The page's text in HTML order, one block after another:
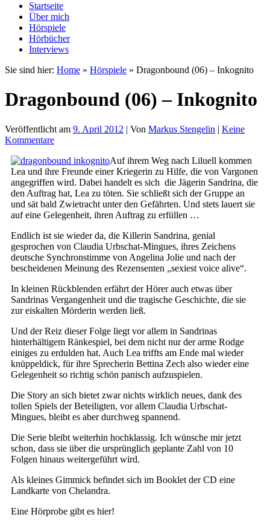
Startseite
Über mich
Hörspiele
Hörbücher
Interviews
Sie sind hier: Home » Hörspiele » Dragonbound (06) – Inkognito
Dragonbound (06) – Inkognito
Veröffentlicht am 9. April 2012 | Von Markus Stengelin | Keine
Kommentare
Auf ihrem Weg nach Liluell kommen
Lea und ihre Freunde einer Kriegerin zu Hilfe, die von Vargonen
angegriffen wird. Dabei handelt es sich die Jägerin Sandrina, die
den Auftrag hat, Lea zu töten. Sie schließt sich der Gruppe an
und sät bald Zwietracht unter den Gefährten. Und stets lauert sie
auf eine Gelegenheit, ihren Auftrag zu erfüllen …
Endlich ist sie wieder da, die Killerin Sandrina, genial
gesprochen von Claudia Urbschat-Mingues, ihres Zeichens
deutsche Synchronstimme von Angelina Jolie und nach der
bescheidenen Meinung des Rezensenten „sexiest voice alive“.
In kleinen Rückblenden erfährt der Hörer auch etwas über
Sandrinas Vergangenheit und die tragische Geschichte, die sie
zur eiskalten Mörderin werden ließ.
Und der Reiz dieser Folge liegt vor allem in Sandrinas
hinterhältigem Ränkespiel, bei dem nicht nur der arme Rodge
einiges zu erdulden hat. Auch Lea triffts am Ende mal wieder
knüppeldick, für ihre Sprecherin Bettina Zech also wieder eine
Gelegenheit so richtig schön panisch aufzuspielen.
Die Story an sich bietet zwar nichts wirklich neues, dank des
tollen Spiels der Beteiligten, vor allem Claudia Urbschat-
Mingues, bleibt es aber durchweg spannend.
Die Serie bleibt weiterhin hochklassig. Ich wünsche mir jetzt
schon, dass sie über die ursprünglich geplante Zahl von 10
Folgen hinaus weitergeführt wird.
Als kleines Gimmick befindet sich im Booklet der CD eine
Landkarte von Chelandra.
Eine Hörprobe gibt es hier!